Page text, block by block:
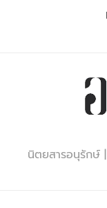
นิตยสารอนุรักษ์